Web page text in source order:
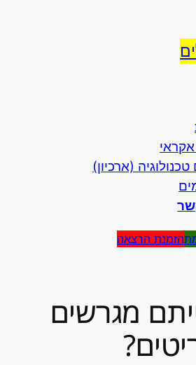
(ארכיון)
הזמנת הרצאה
מגרשים